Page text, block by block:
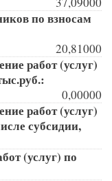
по взносам
20,81000
работ (услуг)
0,00000
работ (услуг)
субсидии,
(услуг) по